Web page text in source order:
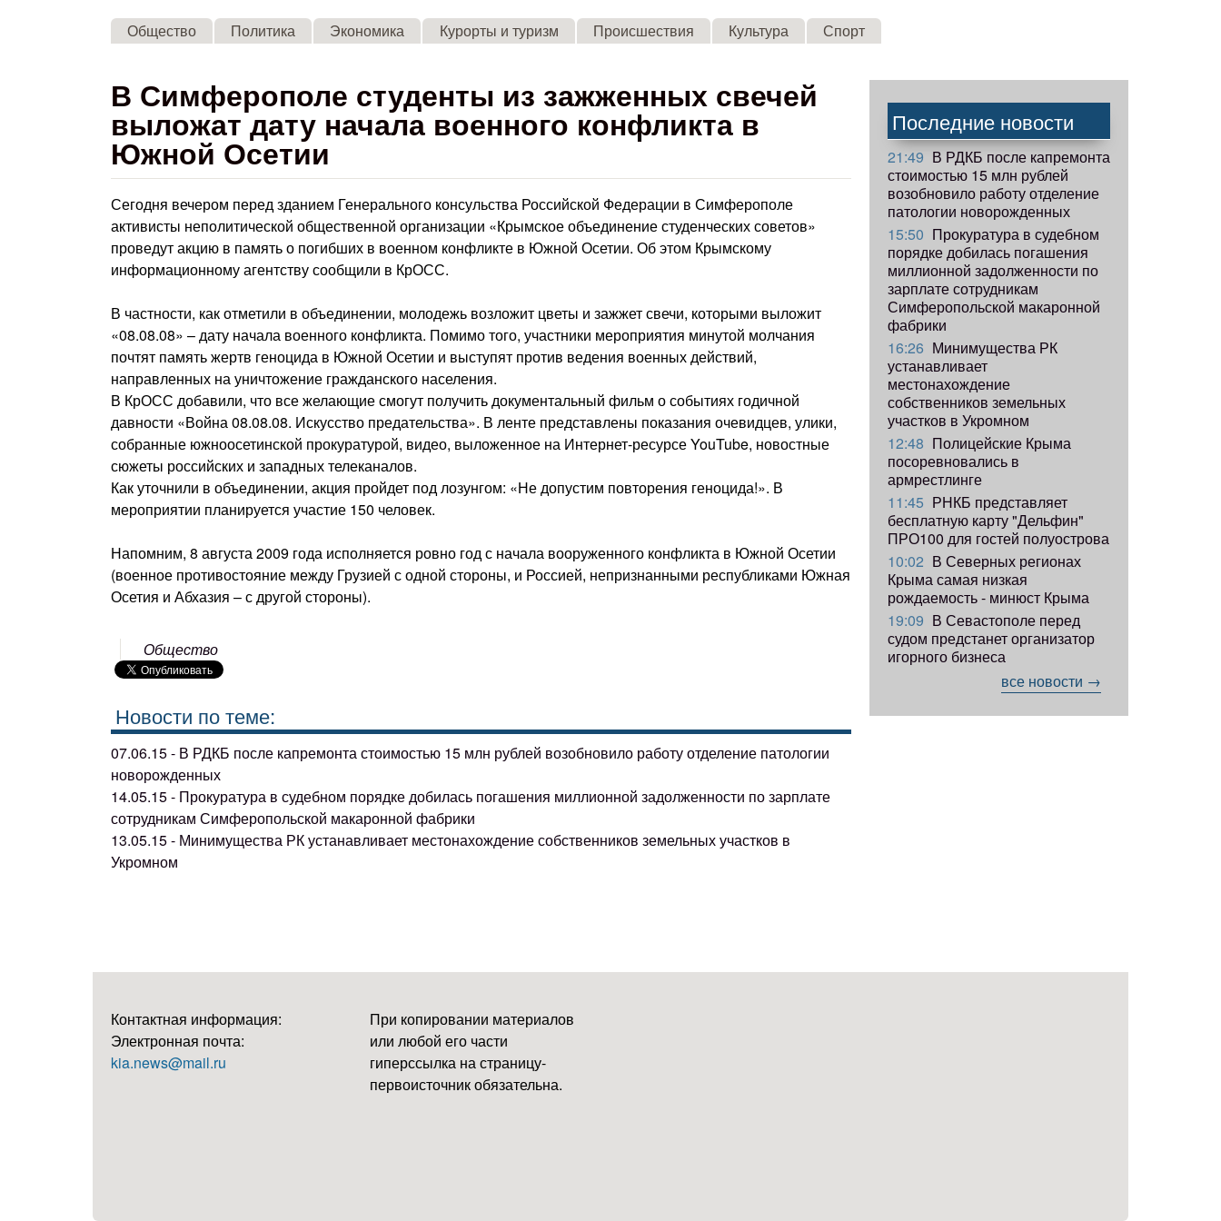
Skip to main content
Общество Политика Экономика Курорты и туризм Происшествия Культура Спорт
В Симферополе студенты из зажженных свечей
выложат дату начала военного конфликта в
Южной Осетии
Сегодня вечером перед зданием Генерального консульства Российской Федерации в Симферополе
активисты неполитической общественной организации «Крымское объединение студенческих советов»
проведут акцию в память о погибших в военном конфликте в Южной Осетии. Об этом Крымскому
информационному агентству сообщили в КрОСС.
В частности, как отметили в объединении, молодежь возложит цветы и зажжет свечи, которыми выложит
«08.08.08» – дату начала военного конфликта. Помимо того, участники мероприятия минутой молчания
почтят память жертв геноцида в Южной Осетии и выступят против ведения военных действий,
направленных на уничтожение гражданского населения.
В КрОСС добавили, что все желающие смогут получить документальный фильм о событиях годичной
давности «Война 08.08.08. Искусство предательства». В ленте представлены показания очевидцев, улики,
собранные южноосетинской прокуратурой, видео, выложенное на Интернет-ресурсе YouTube, новостные
сюжеты российских и западных телеканалов.
Как уточнили в объединении, акция пройдет под лозунгом: «Не допустим повторения геноцида!». В
мероприятии планируется участие 150 человек.
Напомним, 8 августа 2009 года исполняется ровно год с начала вооруженного конфликта в Южной Осетии
(военное противостояние между Грузией с одной стороны, и Россией, непризнанными республиками Южная
Осетия и Абхазия – с другой стороны).
Общество
Новости по теме:
07.06.15 - В РДКБ после капремонта стоимостью 15 млн рублей возобновило работу отделение патологии
новорожденных
14.05.15 - Прокуратура в судебном порядке добилась погашения миллионной задолженности по зарплате
сотрудникам Симферопольской макаронной фабрики
13.05.15 - Минимущества РК устанавливает местонахождение собственников земельных участков в
Укромном
Последние новости
21:49 В РДКБ после капремонта
стоимостью 15 млн рублей
возобновило работу отделение
патологии новорожденных
15:50 Прокуратура в судебном
порядке добилась погашения
миллионной задолженности по
зарплате сотрудникам
Симферопольской макаронной
фабрики
16:26 Минимущества РК
устанавливает
местонахождение
собственников земельных
участков в Укромном
12:48 Полицейские Крыма
посоревновались в
армрестлинге
11:45 РНКБ представляет
бесплатную карту "Дельфин"
ПРО100 для гостей полуострова
10:02 В Северных регионах
Крыма самая низкая
рождаемость - минюст Крыма
19:09 В Севастополе перед
судом предстанет организатор
игорного бизнеса
все новости →
Контактная информация:
Электронная почта:
kia.news@mail.ru
При копировании материалов
или любой его части
гиперссылка на страницу-
первоисточник обязательна.